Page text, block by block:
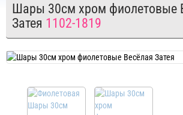
Шары 30см хром фиолетовые
Затея 1102-1819